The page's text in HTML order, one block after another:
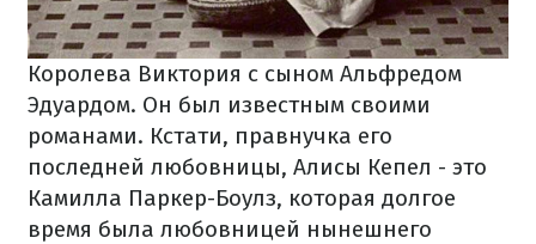
Королева Виктория с сыном Альфредом
Эдуардом. Он был известным своими
романами. Кстати, правнучка его
последней любовницы, Алисы Кепел - это
Камилла Паркер-Боулз, которая долгое
время была любовницей нынешнего